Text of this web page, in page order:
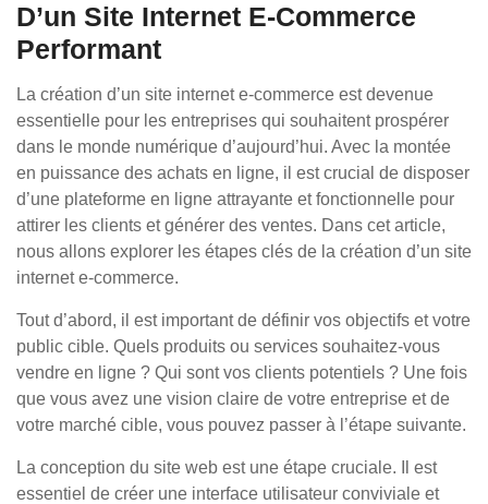
D’un Site Internet E-Commerce
Performant
La création d’un site internet e-commerce est devenue
essentielle pour les entreprises qui souhaitent prospérer
dans le monde numérique d’aujourd’hui. Avec la montée
en puissance des achats en ligne, il est crucial de disposer
d’une plateforme en ligne attrayante et fonctionnelle pour
attirer les clients et générer des ventes. Dans cet article,
nous allons explorer les étapes clés de la création d’un site
internet e-commerce.
Tout d’abord, il est important de définir vos objectifs et votre
public cible. Quels produits ou services souhaitez-vous
vendre en ligne ? Qui sont vos clients potentiels ? Une fois
que vous avez une vision claire de votre entreprise et de
votre marché cible, vous pouvez passer à l’étape suivante.
La conception du site web est une étape cruciale. Il est
essentiel de créer une interface utilisateur conviviale et